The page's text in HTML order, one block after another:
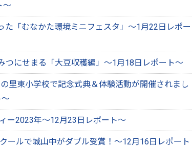
～
た「むなかた環境ミニフェスタ」～1月22日レポー
つにせまる「大豆収穫編」～1月18日レポート～
里東小学校で記念式典＆体験活動が開催されまし
ー2023年～12月23日レポート～
ールで城山中がダブル受賞！～12月16日レポート